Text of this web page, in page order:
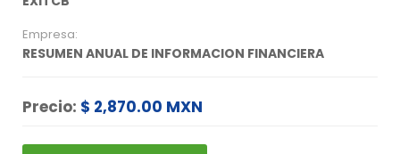
Empresa:
RESUMEN ANUAL DE INFORMACION FINANCIERA
Precio: $ 2,870.00 MXN